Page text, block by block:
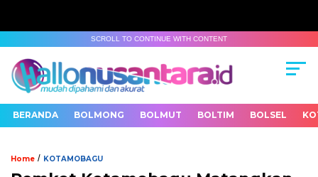
SCROLL TO CONTINUE WITH CONTENT
BERANDA BOLMONG BOLMUT BOLTIM BOLSEL
Home / KOTAMOBAGU